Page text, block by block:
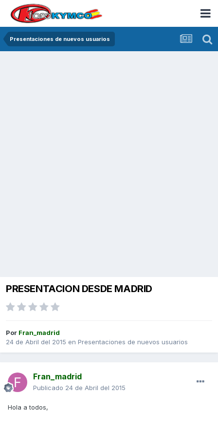
Presentaciones de nuevos usuarios
PRESENTACION DESDE MADRID
Por Fran_madrid
24 de Abril del 2015 en Presentaciones de nuevos usuarios
Fran_madrid
Publicado 24 de Abril del 2015
Hola a todos,